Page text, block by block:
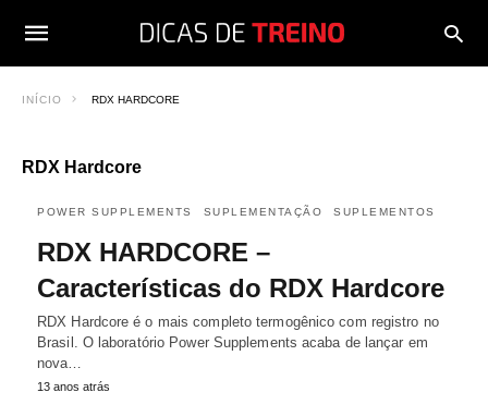
INÍCIO RDX HARDCORE
RDX Hardcore
POWER SUPPLEMENTS SUPLEMENTAÇÃO SUPLEMENTOS
RDX HARDCORE –
Características do RDX Hardcore
RDX Hardcore é o mais completo termogênico com registro no
Brasil. O laboratório Power Supplements acaba de lançar em
nova…
13 anos atrás